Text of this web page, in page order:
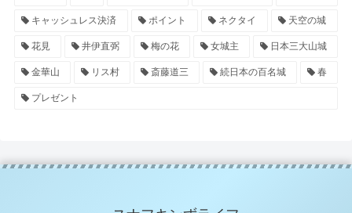
キャッシュレス決済 ポイント ネクタイ 天空の城
花見 井伊直弼 梅の花 女城主 日本三大山城
金華山 リス村 斎藤道三 続日本の百名城 春
プレゼント